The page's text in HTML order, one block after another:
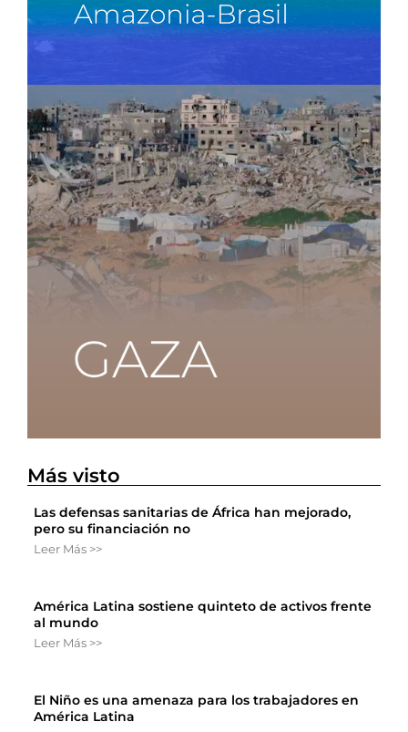
Más visto
Las defensas sanitarias de África han mejorado,
pero su financiación no
Leer Más >>
América Latina sostiene quinteto de activos frente
al mundo
Leer Más >>
El Niño es una amenaza para los trabajadores en
América Latina